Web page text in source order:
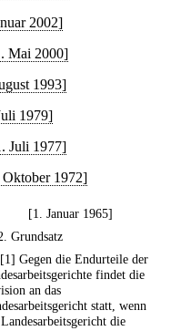
2002]
Mai 2000]
1993]
1979]
Juli 1977]
Oktober 1972]
[1. Januar 1965]
Grundsatz
Gegen die Endurteile der
findet die
an das
statt, wenn
die